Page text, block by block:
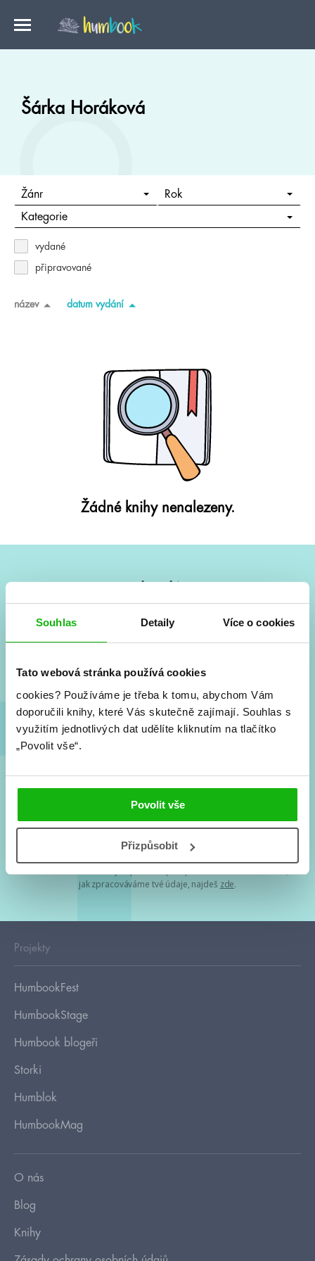
Souhlas Detaily Více o cookies
Tato webová stránka používá cookies
cookies? Používáme je třeba k tomu, abychom Vám
doporučili knihy, které Vás skutečně zajímají. Souhlas s
využitím jednotlivých dat udělíte kliknutím na tlačítko
„Povolit vše“.
Povolit vše
Přizpůsobit
Šárka Horáková
Žánr Rok
Kategorie
vydané
připravované
název datum vydání
Žádné knihy nenalezeny.
Vše kolem #youngadult každý měsíc rovnou do mailu!
a seriálové adaptace a další.
Souhlasím spodmínkami zpracování osobních údajů
Tvá e-mailová adresa je u nás v bezpečí. Přečti si
jak zpracováváme tvé údaje, najdeš zde.
Projekty
HumbookFest
HumbookStage
Humbook blogeři
Storki
Humblok
HumbookMag
O nás
Blog
Knihy